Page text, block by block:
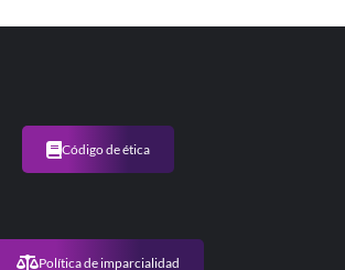
Código de ética
Política de imparcialidad